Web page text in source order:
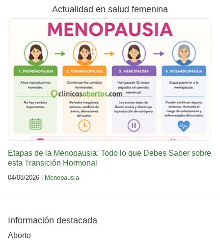
Actualidad en salud femenina
Etapas de la Menopausia: Todo lo que Debes Saber sobre
esta Transición Hormonal
04/08/2026 | Menopausia
Información destacada
Aborto